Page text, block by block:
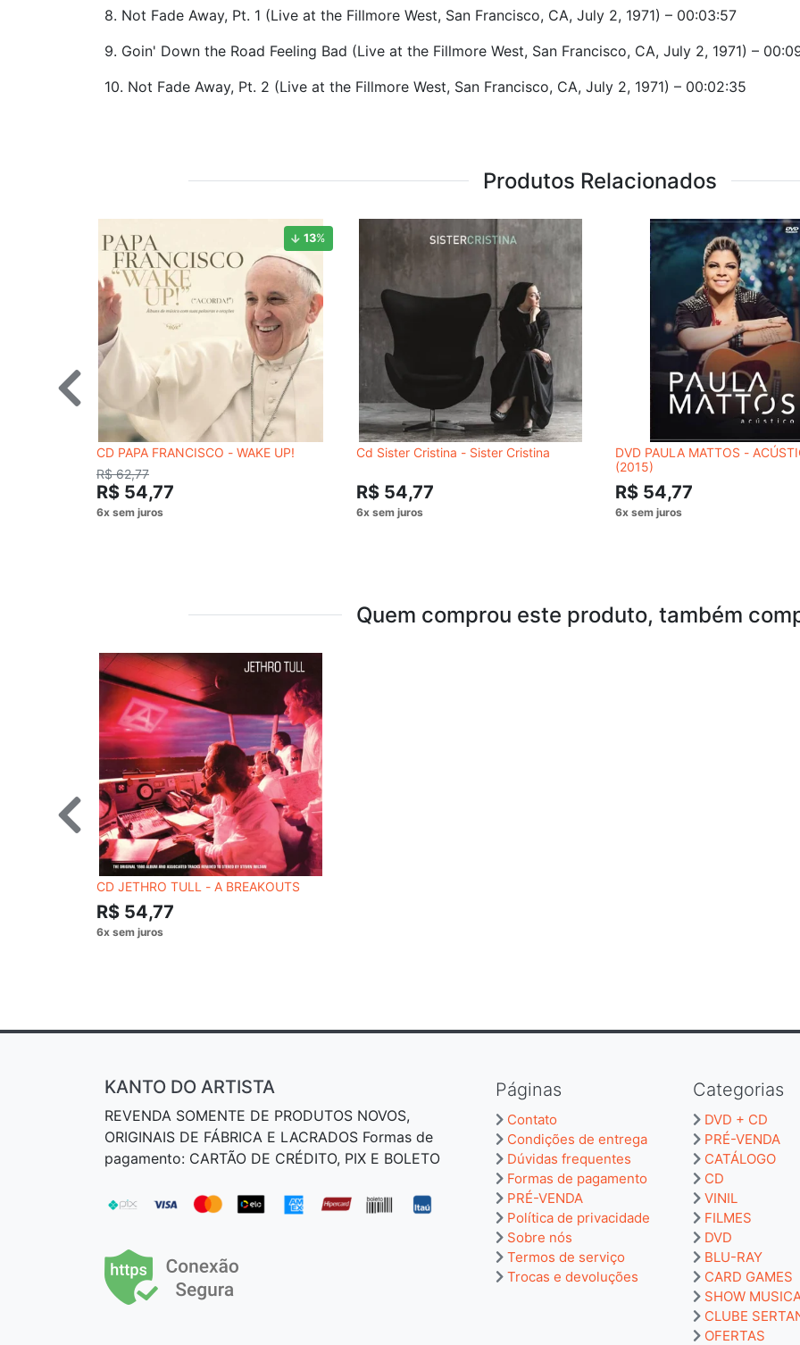
8. Not Fade Away, Pt. 1 (Live at the Fillmore West, San Francisco, CA, July 2, 1971) – 00:03:57
9. Goin' Down the Road Feeling Bad (Live at the Fillmore West, San Francisco, CA, July 2, 1971) –
10. Not Fade Away, Pt. 2 (Live at the Fillmore West, San Francisco, CA, July 2, 1971) – 00:02:35
Produtos Relacionados
13%
CD PAPA FRANCISCO - WAKE UP!
R$ 62,77
R$ 54,77
Cd Sister Cristina - Sister Cristina
R$ 54,77
DVD PAULA MATTOS -
(2015)
R$ 54,77
Quem comprou este produto, também
CD JETHRO TULL - A BREAKOUTS
R$ 54,77
Páginas
Contato
Condições de entrega
Dúvidas frequentes
Formas de pagamento
PRÉ-VENDA
Política de privacidade
Sobre nós
Termos de serviço
Trocas e devoluções
Categorias
DVD + CD
PRÉ-VENDA
CATÁLOGO
CD
VINIL
FILMES
DVD
BLU-RAY
CARD GAMES
SHOW
CLUBE
OFERTAS
KANTO DO ARTISTA
REVENDA SOMENTE DE PRODUTOS NOVOS,
ORIGINAIS DE FÁBRICA E LACRADOS Formas de
pagamento: CARTÃO DE CRÉDITO, PIX E BOLETO